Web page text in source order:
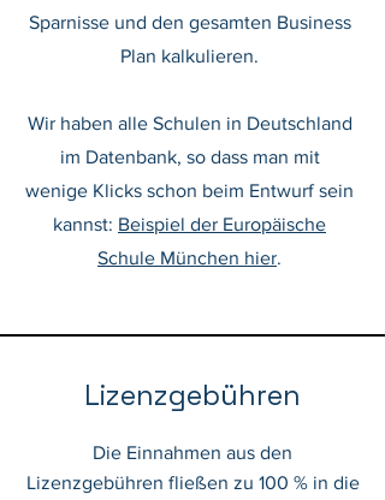
Sparnisse und den gesamten Business
Plan kalkulieren.
Wir haben alle Schulen in Deutschland
im Datenbank, so dass man mit
wenige Klicks schon beim Entwurf sein
kannst: Beispiel der Europäische
Schule München hier.
Lizenzgebühren
Die Einnahmen aus den
Lizenzgebühren fließen zu 100 % in die